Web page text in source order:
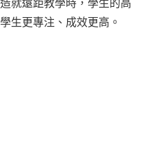
就遠距教學時，學生的高
生更專注、成效更高。